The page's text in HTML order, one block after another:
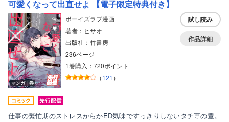
可愛くなって出直せよ 【電子限定特典付き】
マンガ｜巻
ボーイズラブ漫画
著者：ヒサオ
出版社：竹書房
236ページ
1巻購入：720ポイント
（121 ）
試し読み
作品詳細
仕事の繁忙期のストレスからかED気味ですっきりしないタチ専の豊。